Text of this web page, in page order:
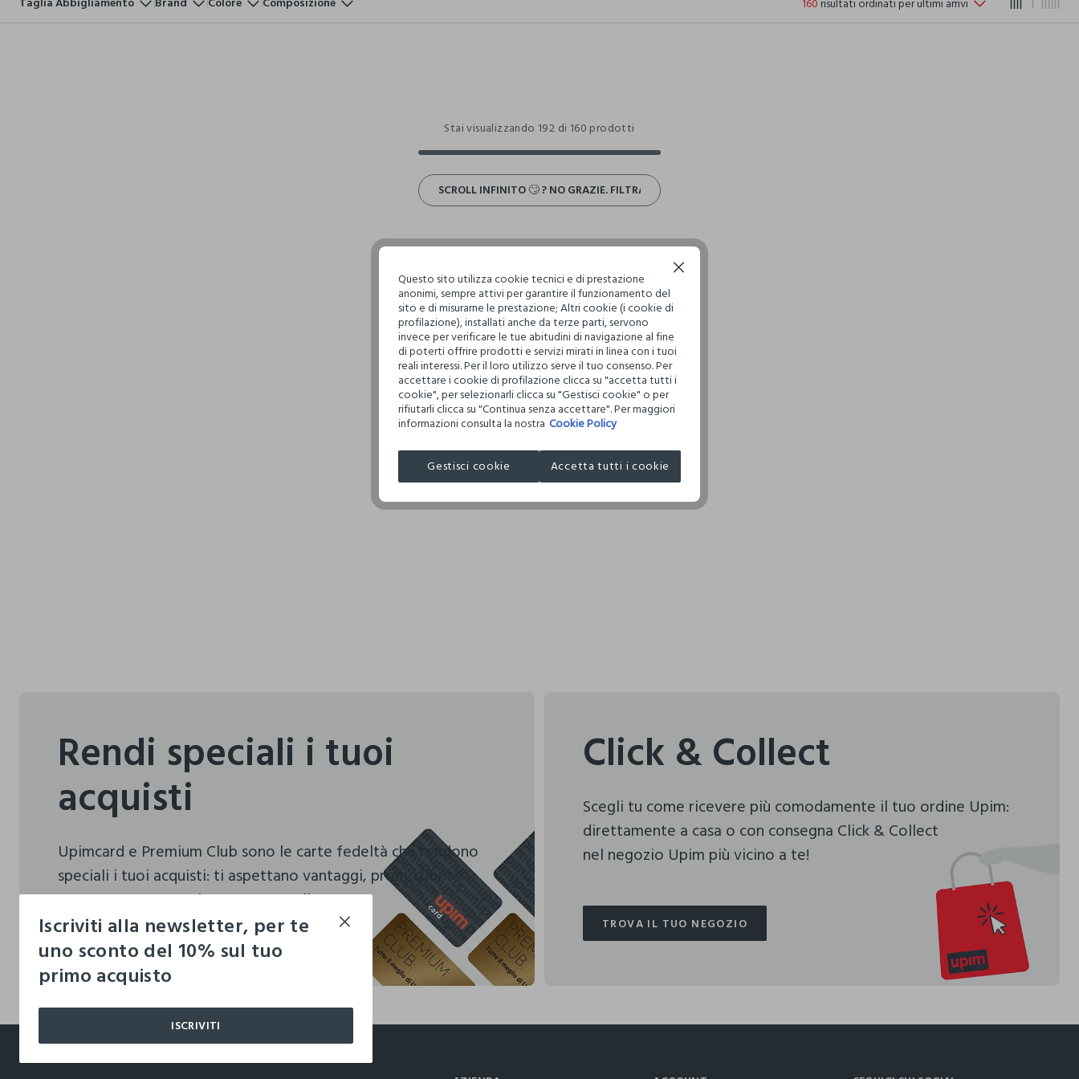
Stai visualizzando 192 di 160 prodotti
SCROLL INFINITO 🙄 ? NO GRAZIE. FILTRA!
Rendi speciali i tuoi
acquisti
Upimcard e Premium Club sono le carte fedeltà che rendono
speciali i tuoi acquisti: ti aspettano vantaggi, promozioni e
sorprese pensate solo per te tutto l’anno!
SCEGLI LA CARD PERFETTA PER TE
SCEGLI LA CARD PERFETTA PER TE
Click & Collect
Scegli tu come ricevere più comodamente il tuo ordine Upim:
direttamente a casa o con consegna Click & Collect
nel negozio Upim più vicino a te!
TROVA IL TUO NEGOZIO
TROVA IL TUO NEGOZIO
Iscriviti alla newsletter, per te
uno sconto del 10% sul tuo
primo acquisto
ISCRIVITI
Questo sito utilizza cookie tecnici e di prestazione
anonimi, sempre attivi per garantire il funzionamento del
sito e di misurarne le prestazione; Altri cookie (i cookie di
profilazione), installati anche da terze parti, servono
invece per verificare le tue abitudini di navigazione al fine
di poterti offrire prodotti e servizi mirati in linea con i tuoi
reali interessi. Per il loro utilizzo serve il tuo consenso. Per
accettare i cookie di profilazione clicca su "accetta tutti i
cookie", per selezionarli clicca su "Gestisci cookie" o per
rifiutarli clicca su "Continua senza accettare". Per maggiori
informazioni consulta la nostra Cookie Policy
Gestisci cookie Accetta tutti i cookie
Continua senza accettare